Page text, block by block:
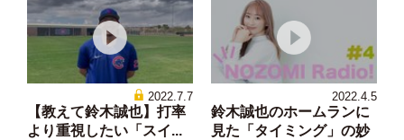
2022.7.7
【教えて鈴木誠也】打率
より重視したい「スイ...
2022.4.5
鈴木誠也のホームランに
見た「タイミング」の妙